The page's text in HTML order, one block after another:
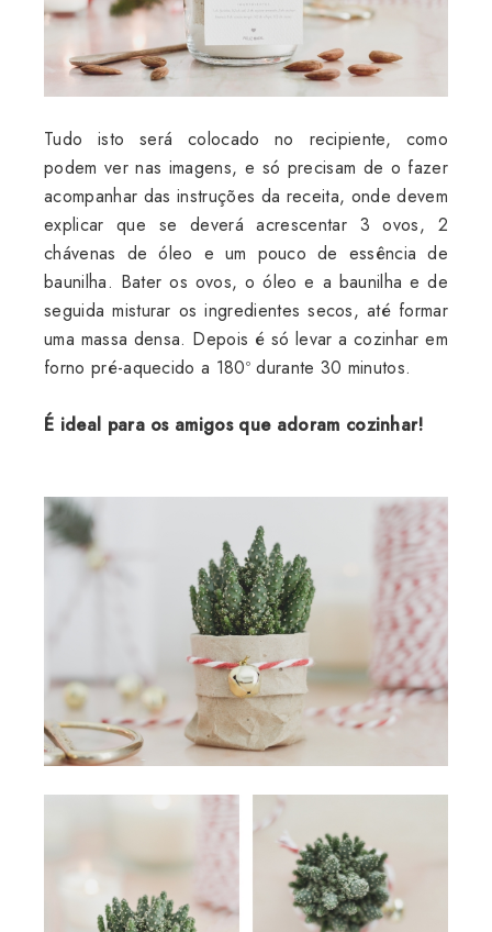
Tudo isto será colocado no recipiente, como
podem ver nas imagens, e só precisam de o fazer
acompanhar das instruções da receita, onde devem
explicar que se deverá acrescentar 3 ovos, 2
chávenas de óleo e um pouco de essência de
baunilha. Bater os ovos, o óleo e a baunilha e de
seguida misturar os ingredientes secos, até formar
uma massa densa. Depois é só levar a cozinhar em
forno pré-aquecido a 180º durante 30 minutos.
É ideal para os amigos que adoram cozinhar!